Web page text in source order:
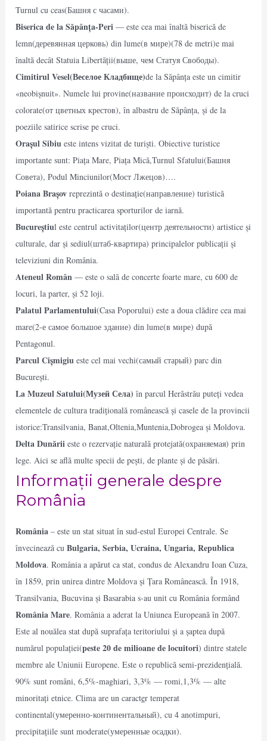
Turnul cu ceas(Башня с часами).
Biserica de la Săpânța-Peri — este cea mai înaltă biserică de
lemn(деревянная церковь) din lume(в мире)(78 de metri)e mai
înaltă decât Statuia Libertății(выше, чем Статуя Свободы).
Cimitirul Vesel(Веселое Кладбище)de la Săpânța este un cimitir
«neobișnuit». Numele lui provine(название происходит) de la cruci
colorate(от цветных крестов), în albastru de Săpânța, și de la
poeziile satirice scrise pe cruci.
Orașul Sibiu este intens vizitat de turiști. Obiective turistice
importante sunt: Piața Mare, Piața Mică,Turnul Sfatului(Башня
Совета), Podul Minciunilor(Мост Лжецов)….
Poiana Brașov reprezintă o destinație(направление) turistică
importantă pentru practicarea sporturilor de iarnă.
Bucureștiul este centrul activitaților(центр деятельности) artistice și
culturale, dar și sediul(штаб-квартира) principalelor publicații și
televiziuni din România.
Ateneul Român — este o sală de concerte foarte mare, cu 600 de
locuri, la parter, și 52 loji.
Palatul Parlamentului(Casa Poporului) este a doua clădire cea mai
mare(2-е самое большое здание) din lume(в мире) după
Pentagonul.
Parcul Cișmigiu este cel mai vechi(самый старый) parc din
București.
La Muzeul Satului(Музей Села) în parcul Herăstrău puteți vedea
elementele de cultura tradițională românească și casele de la provincii
istorice:Transilvania, Banat,Oltenia,Muntenia,Dobrogea și Moldova.
Delta Dunării este o rezervație naturală protejată(охраняемая) prin
lege. Aici se află multe specii de pești, de plante și de păsări.
Informații generale despre
România
România – este un stat situat în sud-estul Europei Centrale. Se
învecinează cuBulgaria, Serbia, Ucraina, Ungaria, Republica
Moldova. România a apărut ca stat, condus de Alexandru Ioan Cuza,
în 1859, prin unirea dintre Moldova și Țara Românească. În 1918,
Transilvania, Bucuvina și Basarabia s-au unit cu România formând
România Mare. România a aderat la Uniunea Europeană în 2007.
Este al nouălea stat după suprafața teritoriului și a șaptea după
numărul populației(peste 20 de milioane de locuitori) dintre statele
membre ale Uniunii Europene. Este o republică semi-prezidențială.
90% sunt români, 6,5%-maghiari, 3,3% — romi,1,3% — alte
minoritați etnice. Clima are un caracter temperat
continental(умеренно-континентальный), cu 4 anotimpuri,
precipitațiile sunt moderate(умеренные осадки).